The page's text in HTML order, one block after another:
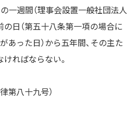
一週間（理事会設置一般社団法人
の日（第五十八条第一項の場合に
あった日）から五年間、その主た
ればならない。
第八十九号）